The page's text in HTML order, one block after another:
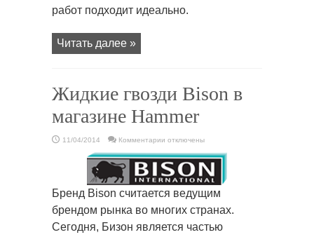
работ подходит идеально.
Читать далее »
Жидкие гвозди Bison в
магазине Hammer
11/04/2014 Комментарии
Жидкие
гвозди
Bison
в
магазине
Hammer
отключены
Бренд Bison считается ведущим
брендом рынка во многих странах.
Сегодня, Бизон является частью